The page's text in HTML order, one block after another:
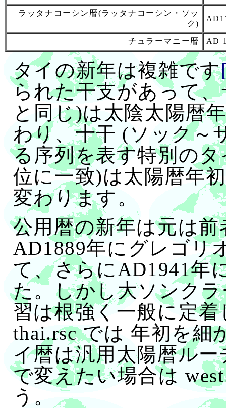
ラッタナコーシン暦(ラッタナコーシン・ソッ
ク)
チュラーマニー暦 AD
タイの新年は複雑です
られた干支があって
と同じ)は太陰太陽暦
わり、十干 (ソック～
る序列を表す特別の
位に一致)は太陽暦年
変わります。
公用暦の新年は元は
AD1889年にグレゴリ
て、さらにAD1941年
た。しかし大ソンク
習は根強く一般に定
thai.rsc では 年初を細
イ暦は汎用太陽暦ル
で変えたい場合は
う。